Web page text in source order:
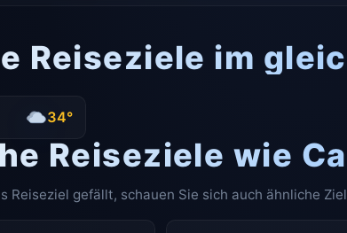
Reiseziele im
34°
Reiseziele wie
Reiseziel gefällt, schauen Sie sich auch ähnliche